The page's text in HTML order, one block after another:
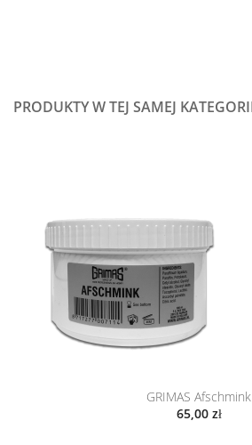
PRODUKTY W TEJ SAMEJ KATEGORII
GRIMAS Afschmink
65,00 zł